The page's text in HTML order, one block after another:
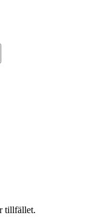
tillfället.